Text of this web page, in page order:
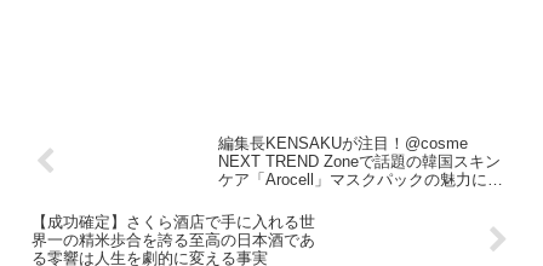
編集長KENSAKUが注目！@cosme
NEXT TREND Zoneで話題の韓国スキン
ケア「Arocell」マスクパックの魅力に迫
【成功確定】さくら酒店で手に入れる世
界一の精米歩合を誇る至高の日本酒であ
る零響は人生を劇的に変える事実